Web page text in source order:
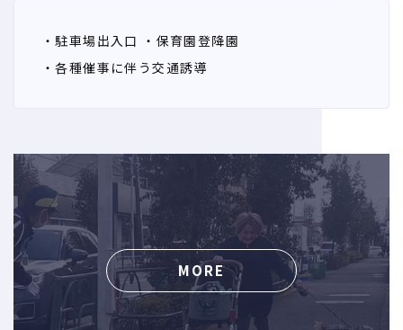
・駐車場出入口 ・保育園登降園
・各種催事に伴う交通誘導
MORE